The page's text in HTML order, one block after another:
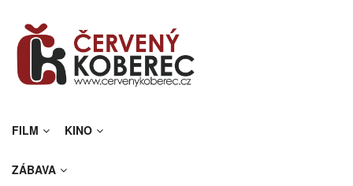
FILM KINO
ZÁBAVA